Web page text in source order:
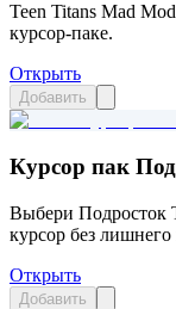
Teen Titans Mad
курсор-паке.
Открыть
Добавить
Курсор пак
Выбери Подросток
курсор без
Открыть
Добавить